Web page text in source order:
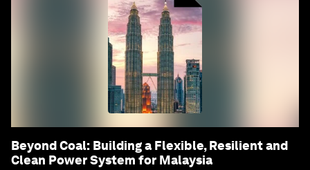
Beyond Coal: Building a Flexible, Resilient and
Clean Power System for Malaysia